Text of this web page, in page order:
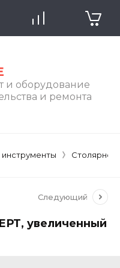
и оборудование
и ремонта
Столярно-
Следующий
увеличенный